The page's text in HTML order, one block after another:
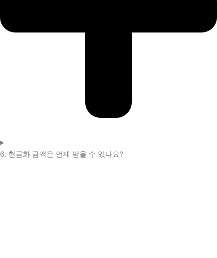
6. 현금화 금액은 언제 받을 수 있나요?